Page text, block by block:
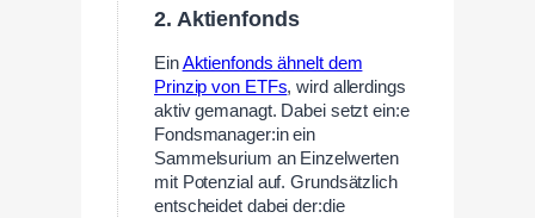
2. Aktienfonds
EinAktienfonds ähnelt dem
Prinzip von ETFs, wird allerdings
aktiv gemanagt. Dabei setzt ein:e
Fondsmanager:in ein
Sammelsurium an Einzelwerten
mit Potenzial auf. Grundsätzlich
entscheidet dabei der:die